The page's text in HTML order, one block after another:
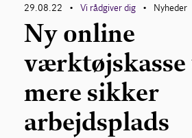
29.08.22 • Vi rådgiver dig • Nyheder
Ny online
værktøjskasse
mere sikker
arbejdsplads